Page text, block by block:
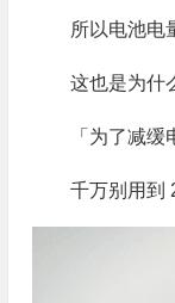
所以电池电
这也是为什
「为了减
千万别用到